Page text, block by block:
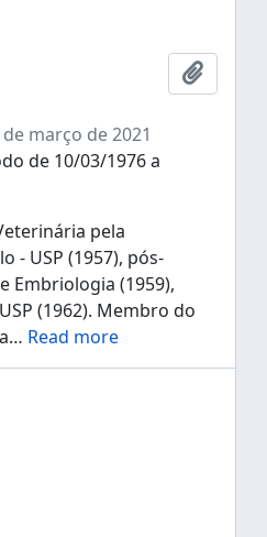
Añadir
março de 2021
de 10/03/1976 a
pela
- USP (1957), pós-
Embriologia (1959),
(1962). Membro do
… Read more